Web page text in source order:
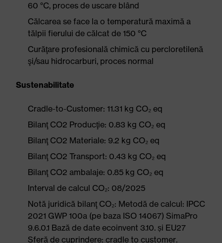
60 °C, proces de uscare blând
Călcarea se face la o temperatură maximă a
tălpii fierului de călcat de 150 °C
Curăţare profesională chimică cu percloretilenă
şi/sau hidrocarburi, proces normal
Sustenabilitate
Cradle-to-Customer: 11.31 kg CO₂ eq
Bilanţ CO2 Producţie: 0.83 kg CO₂ eq
Bilanţ CO2 Materiale: 9.2 kg CO₂ eq
Bilanţ CO2 Transport: 0.43 kg CO₂ eq
Bilanţ CO2 ambalaje: 0.85 kg CO₂ eq
Interval de calcul CO₂: 08/2025
Notă juridică bilanţ CO₂: Metodă de calcul: IPCC
2021 GWP 100a (pe baza ISO 14067) SimaPro
9.6.0.1 Bază de date ecoinvent 3.10. și EU27
Sferă de cuprindere: cradle to customer.